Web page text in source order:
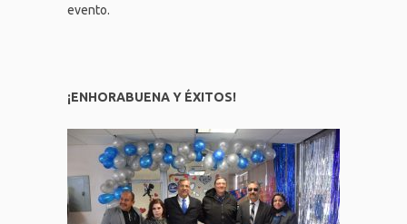
evento.
¡ENHORABUENA Y ÉXITOS!